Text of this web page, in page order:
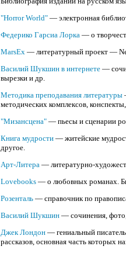
"Horror World" — электронная
Федерико Гарсиа Лорка — о
MarsEx — литературный проект —
Василий Шукшин в интернете —
вырезки и др.
Методика преподавания литературы
методических комплексов,
"Мизансцена" — пьесы и сценарии
Книга мудрости — житейские
другое.
Арт-Литера — литературно-
Lovebooks — о любовных романах.
Розенталь — справочник по
Василий Шукшин — сочинения,
Джек Лондон — гениальный
рассказов, основная часть которых